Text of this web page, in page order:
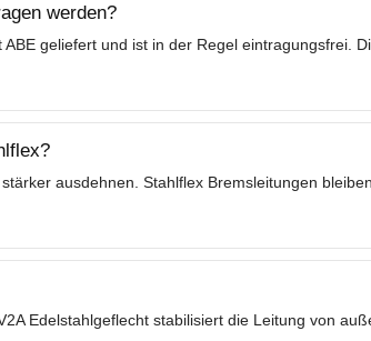
werden?
geliefert und ist in der Regel eintragungsfrei.
ausdehnen. Stahlflex Bremsleitungen
Edelstahlgeflecht stabilisiert die Leitung von